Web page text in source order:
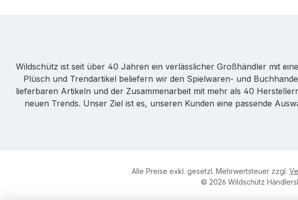
Wildschütz ist seit über 40 Jahren ein verlässlicher Großhändler mit
Plüsch und Trendartikel beliefern wir den Spielwaren- und
lieferbaren Artikeln und der Zusammenarbeit mit mehr als 40
neuen Trends. Unser Ziel ist es, unseren Kunden eine passende
Alle Preise exkl. gesetzl. Mehrwertsteuer zzgl.
© 2026 Wildschütz